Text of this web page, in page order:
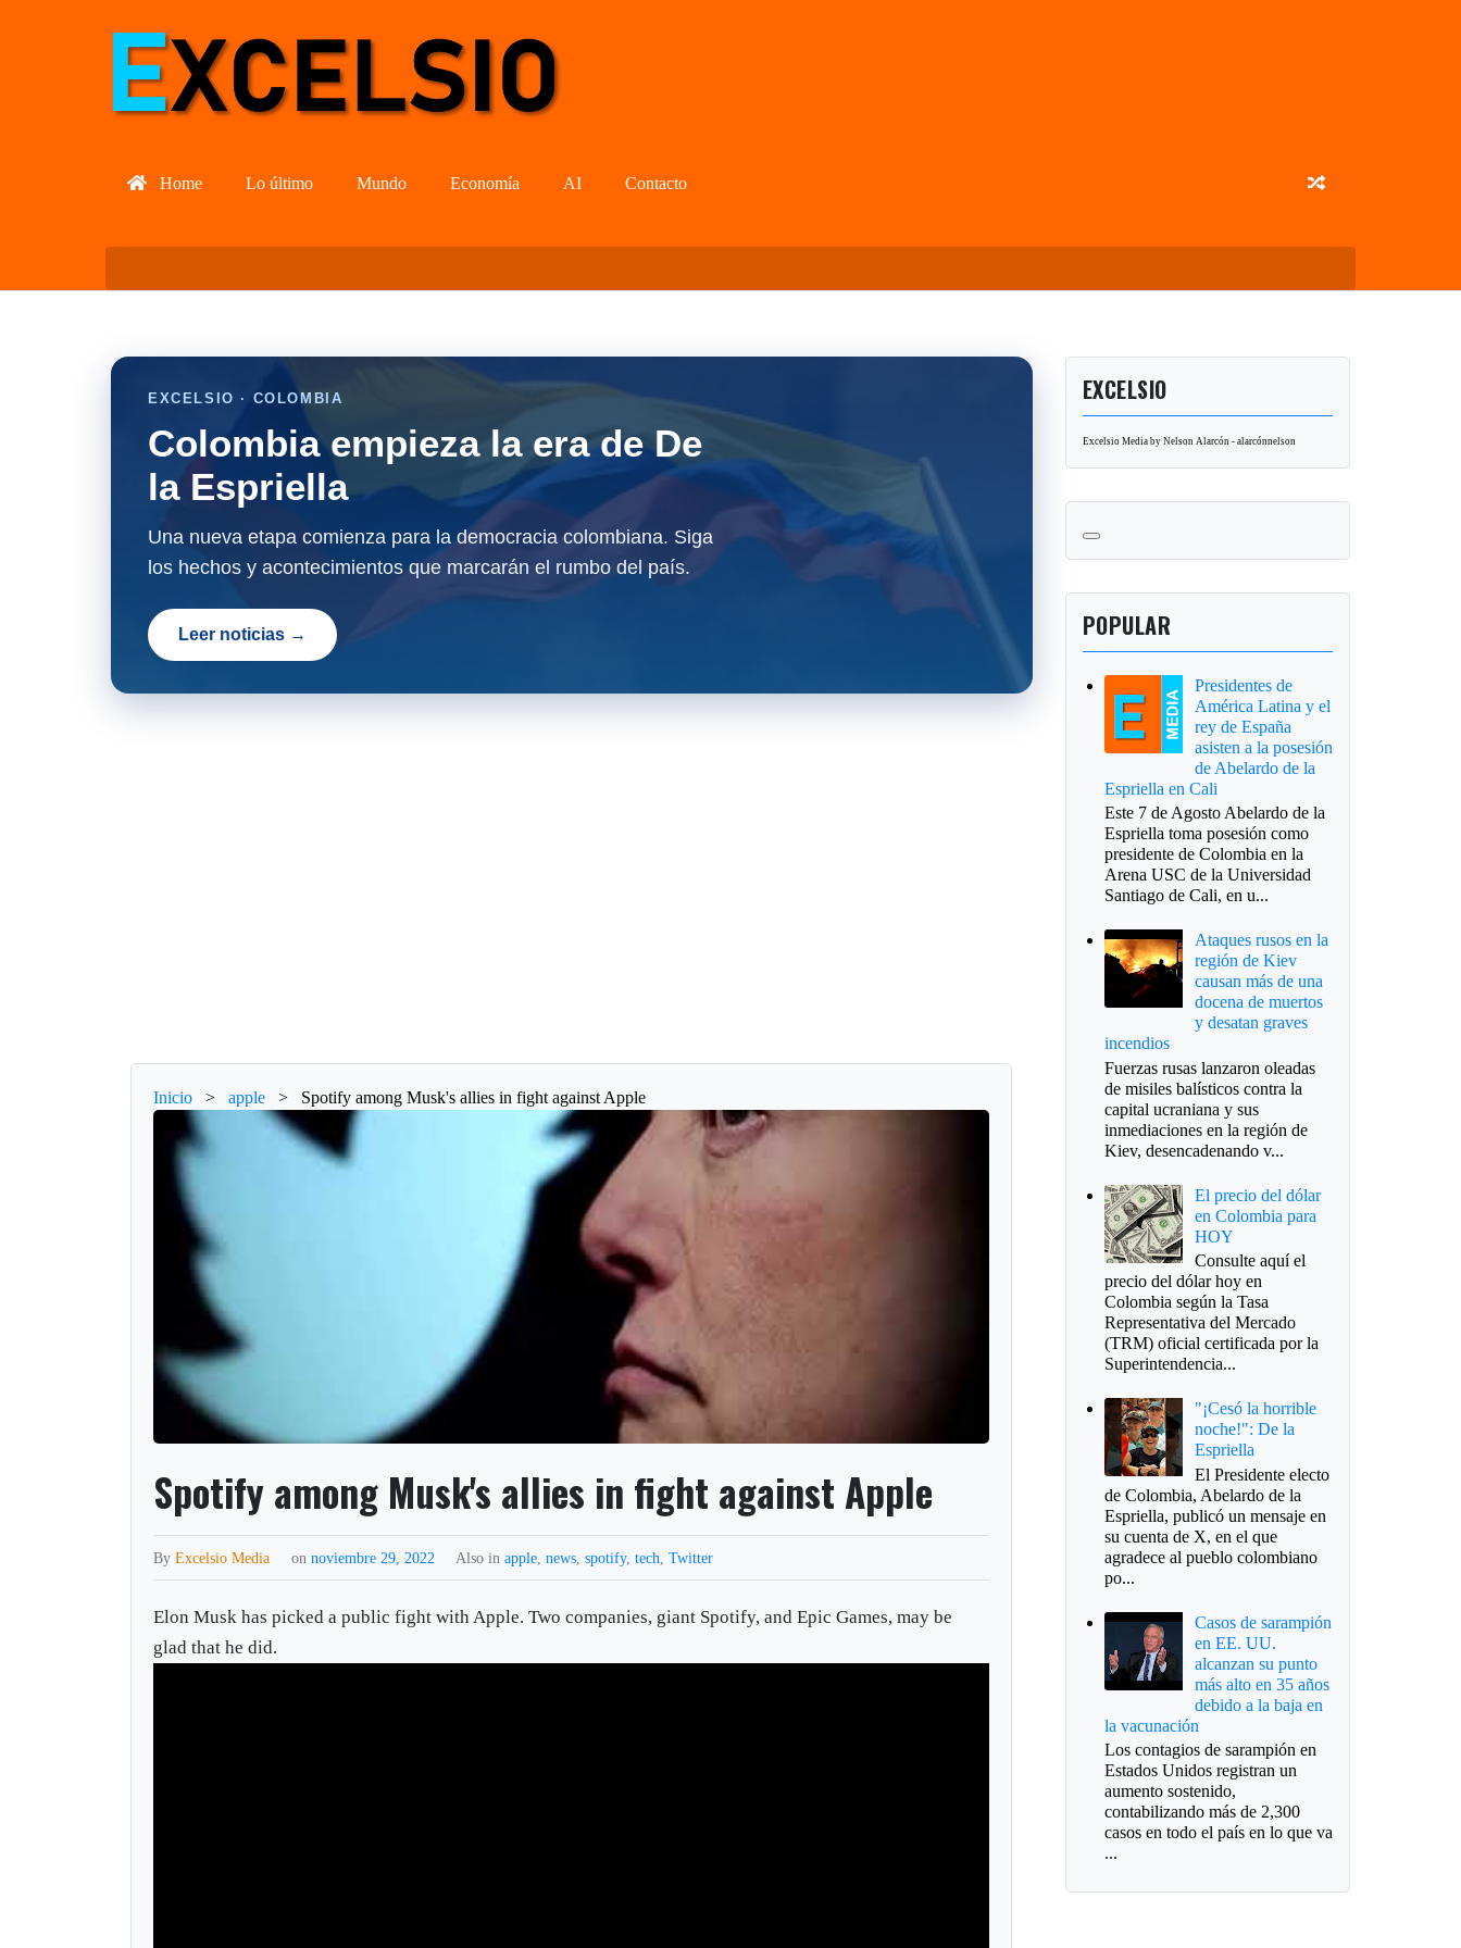
Home Lo último Mundo Economía AI Contacto
EXCELSIO · COLOMBIA
Colombia empieza la era de De
la Espriella
Una nueva etapa comienza para la democracia colombiana. Siga
los hechos y acontecimientos que marcarán el rumbo del país.
Leer noticias →
Inicio > apple > Spotify among Musk's allies in fight against Apple
Spotify among Musk's allies in fight against Apple
ByExcelsio Media onnoviembre 29, 2022 Also inapple ,news ,spotify,tech ,Twitter
Elon Musk has picked a public fight with Apple. Two companies, giant Spotify, and Epic Games, may be
glad that he did.
EXCELSIO
Excelsio Media by Nelson Alarcón - alarcónnelson
POPULAR
Presidentes de
América Latina y el
rey de España
asisten a la posesión
de Abelardo de la
Espriella en Cali
Este 7 de Agosto Abelardo de la
Espriella toma posesión como
presidente de Colombia en la
Arena USC de la Universidad
Santiago de Cali, en u...
Ataques rusos en la
región de Kiev
causan más de una
docena de muertos
y desatan graves
incendios
Fuerzas rusas lanzaron oleadas
de misiles balísticos contra la
capital ucraniana y sus
inmediaciones en la región de
Kiev, desencadenando v...
El precio del dólar
en Colombia para
HOY
Consulte aquí el
precio del dólar hoy en
Colombia según la Tasa
Representativa del Mercado
(TRM) oficial certificada por la
Superintendencia...
"¡Cesó la horrible
noche!": De la
Espriella
El Presidente electo
de Colombia, Abelardo de la
Espriella, publicó un mensaje en
su cuenta de X, en el que
agradece al pueblo colombiano
po...
Casos de sarampión
en EE. UU.
alcanzan su punto
más alto en 35 años
debido a la baja en
la vacunación
Los contagios de sarampión en
Estados Unidos registran un
aumento sostenido,
contabilizando más de 2,300
casos en todo el país en lo que va
...